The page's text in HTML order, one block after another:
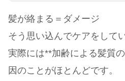
髪が絡まる＝ダメージ
そう思い込んでケアをして
実際には**加齢による髪質
因のことがほとんどです。